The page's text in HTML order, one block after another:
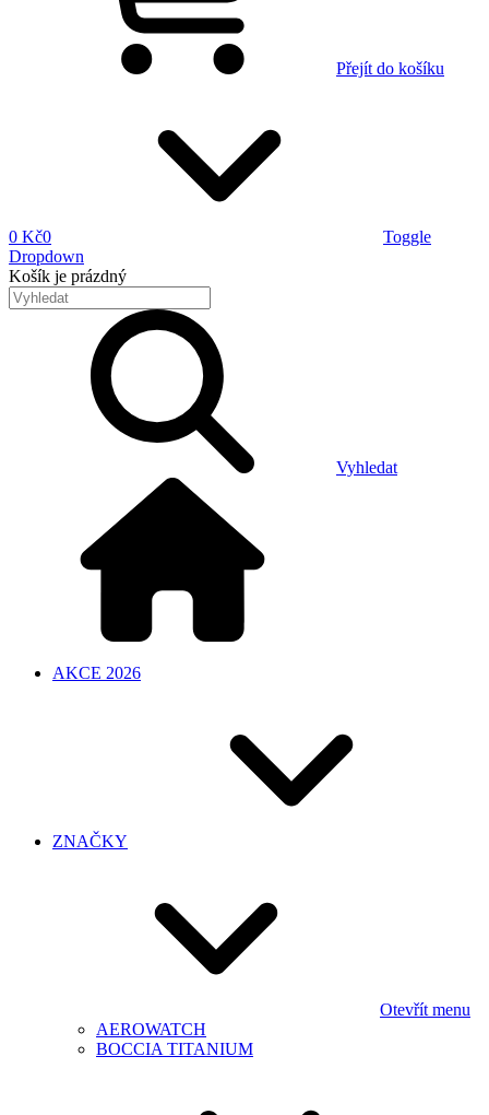
Přejít do košíku
0 Kč0
Toggle
Dropdown
Košík je prázdný
Vyhledat
AKCE 2026
ZNAČKY
Otevřít menu
AEROWATCH
BOCCIA TITANIUM